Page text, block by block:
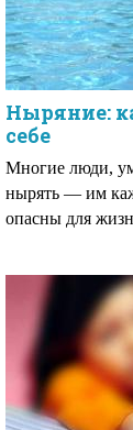
Ныряние:
себе
Многие люди,
нырять — им
опасны для